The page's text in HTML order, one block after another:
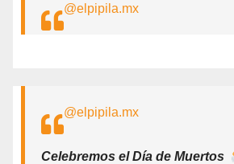
@elpipila.mx
@elpipila.mx
Celebremos el Día de Muertos